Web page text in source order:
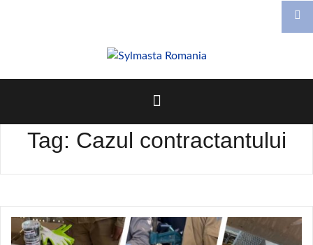
Tag: Cazul contractantului